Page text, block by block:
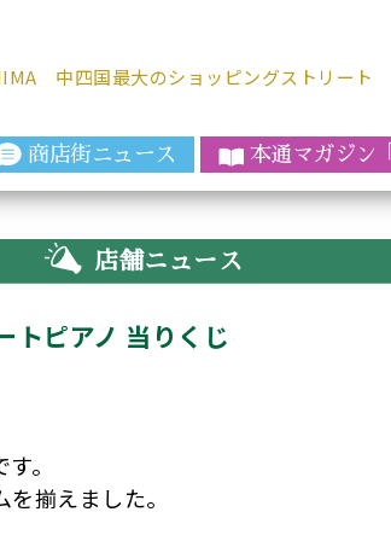
中四国最大のショッピングストリート
商店街ニュース 本通マガジ ン「
店舗ニュース
トピアノ 当りくじ
。
揃えました。